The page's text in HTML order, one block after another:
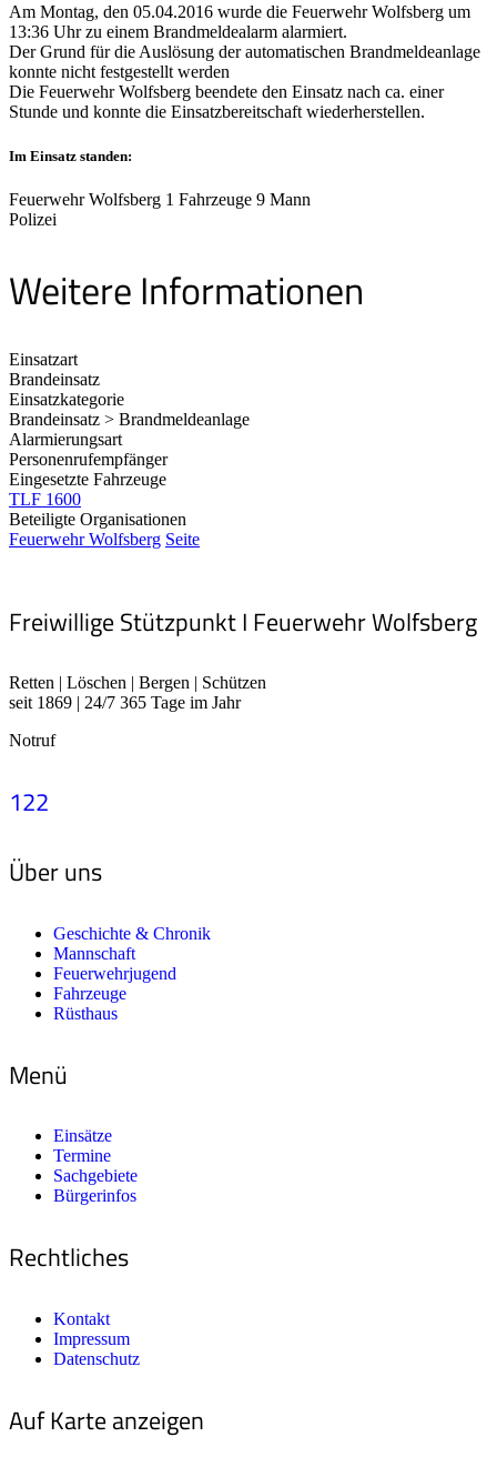
Am Montag, den 05.04.2016 wurde die Feuerwehr Wolfsberg um
13:36 Uhr zu einem Brandmeldealarm alarmiert.
Der Grund für die Auslösung der automatischen Brandmeldeanlage
konnte nicht festgestellt werden
Die Feuerwehr Wolfsberg beendete den Einsatz nach ca. einer
Stunde und konnte die Einsatzbereitschaft wiederherstellen.
Im Einsatz standen:
Feuerwehr Wolfsberg 1 Fahrzeuge 9 Mann
Polizei
Weitere Informationen
Einsatzart
Brandeinsatz
Einsatzkategorie
Brandeinsatz > Brandmeldeanlage
Alarmierungsart
Personenrufempfänger
Eingesetzte Fahrzeuge
TLF 1600
Beteiligte Organisationen
Feuerwehr Wolfsberg Seite
Freiwillige Stützpunkt I Feuerwehr Wolfsberg
Retten | Löschen | Bergen | Schützen
seit 1869 | 24/7 365 Tage im Jahr
Notruf
122
Über uns
Geschichte & Chronik
Mannschaft
Feuerwehrjugend
Fahrzeuge
Rüsthaus
Menü
Einsätze
Termine
Sachgebiete
Bürgerinfos
Rechtliches
Kontakt
Impressum
Datenschutz
Auf Karte anzeigen